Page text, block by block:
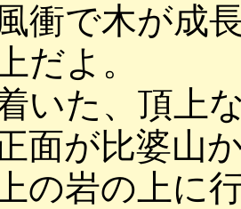
衝で木が成
だよ。
いた、頂上
面が比婆山
の岩の上に